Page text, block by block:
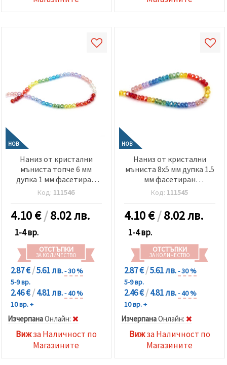
НОВ
Наниз от кристални
мъниста топче 6 мм
дупка 1 мм фасетиран
прозрачен с AB
покритие цвят МИКС
~60 броя
Код: 111546
4.10€/8.02 лв.
1-4 вр.
ОТСТЪПКИ
ЗА КОЛИЧЕСТВО
2.87 €/5.61 лв.- 30 %
5-9 вр.
2.46 €/4.81 лв.- 40 %
10 вр. +
ИзчерпанаOнлайн:
Вижза Наличност по
Магазините
НОВ
Наниз от кристални
мъниста 8x5 мм дупка 1.5
мм фасетиран
прозрачен с AB
покритие цвят МИКС
~50 броя
Код: 111545
4.10€/8.02 лв.
1-4 вр.
ОТСТЪПКИ
ЗА КОЛИЧЕСТВО
2.87 €/5.61 лв.- 30 %
5-9 вр.
2.46 €/4.81 лв.- 40 %
10 вр. +
ИзчерпанаOнлайн:
Вижза Наличност по
Магазините